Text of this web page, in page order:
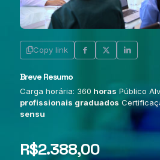
Copy link
Breve Resumo
Carga horária: 360 horas Público
profissionais graduados
sensu
R$2.388,00